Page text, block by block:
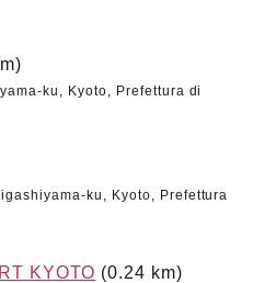
ku, Kyoto, Prefettura di
ku, Kyoto, Prefettura
KYOTO (0.24 km)